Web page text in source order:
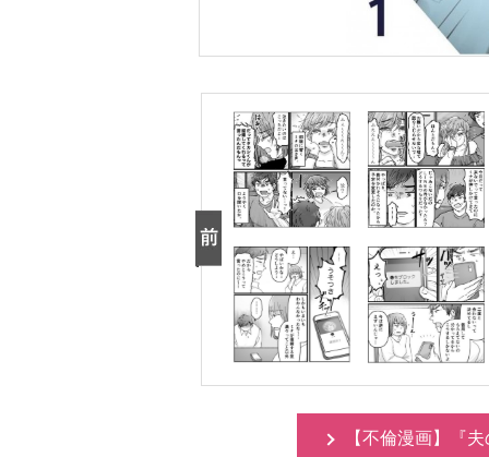
【不倫漫画】『